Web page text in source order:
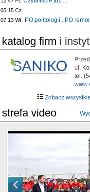
05:15 Cz. ..
07:13 Wt. PO politologii . PO
katalog firm i
ul.
tel.
Zobacz wszystkie
strefa video
Ni To Ponk - W
sixf33t .Last Year
Włocławek
XXIII Sesja Rady
kadencji w dniu